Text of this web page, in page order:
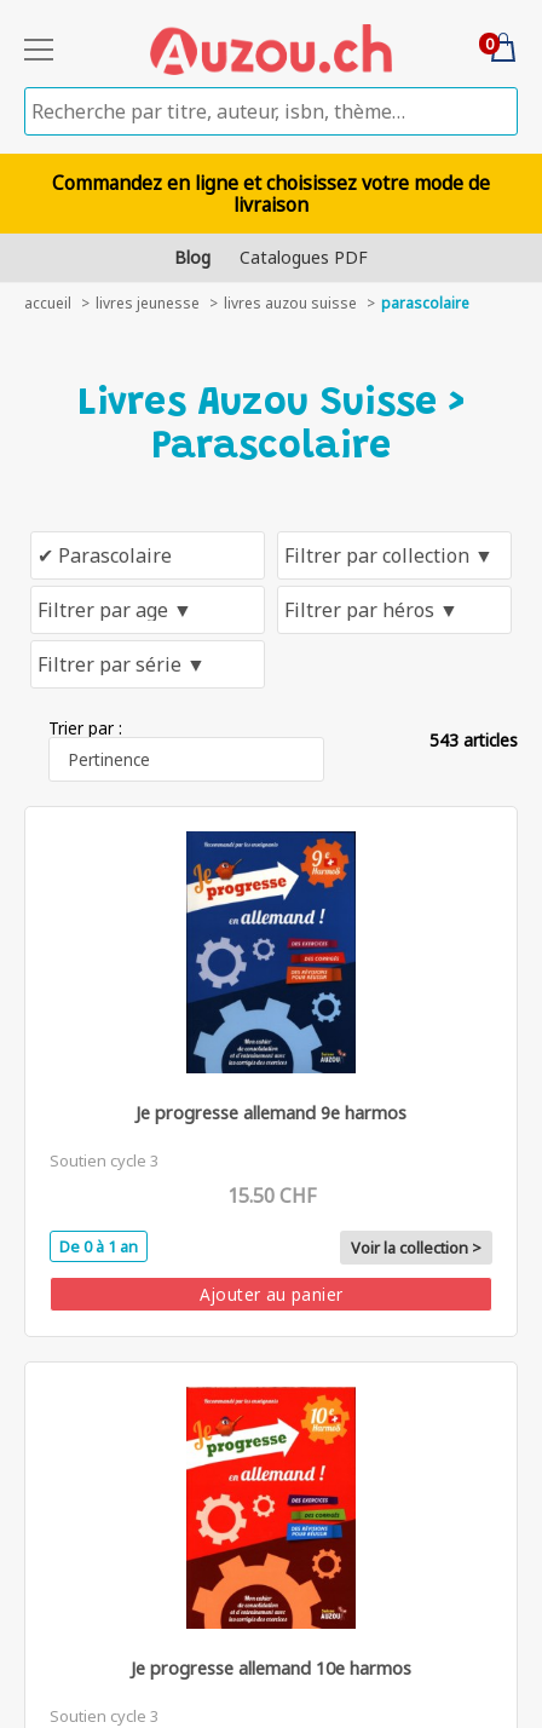
0
Commandez en ligne et choisissez votre mode de
livraison
Blog Catalogues PDF
accueil livres jeunesse livres auzou suisse parascolaire
Livres Auzou Suisse >
Parascolaire
Trier par :
543 articles
Je progresse allemand 9e harmos
Soutien cycle 3
15.50 CHF
De 0 à 1 an Voir la collection >
Ajouter au panier
Je progresse allemand 10e harmos
Soutien cycle 3